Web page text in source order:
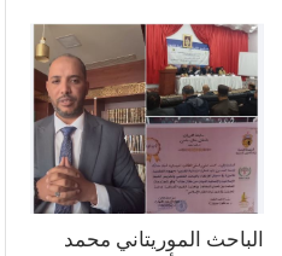
الباحث الموريتاني محمد